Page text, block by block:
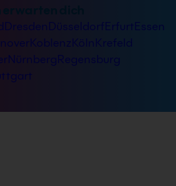
dich
ErfurtEssen
Krefeld